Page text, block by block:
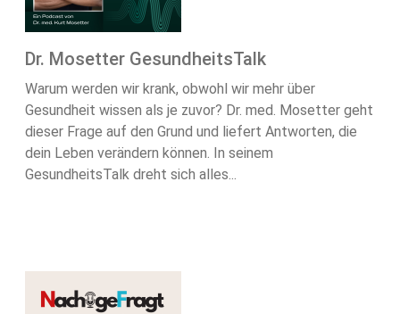
Dr. Mosetter GesundheitsTalk
Warum werden wir krank, obwohl wir mehr über
Gesundheit wissen als je zuvor? Dr. med. Mosetter geht
dieser Frage auf den Grund und liefert Antworten, die
dein Leben verändern können. In seinem
GesundheitsTalk dreht sich alles...